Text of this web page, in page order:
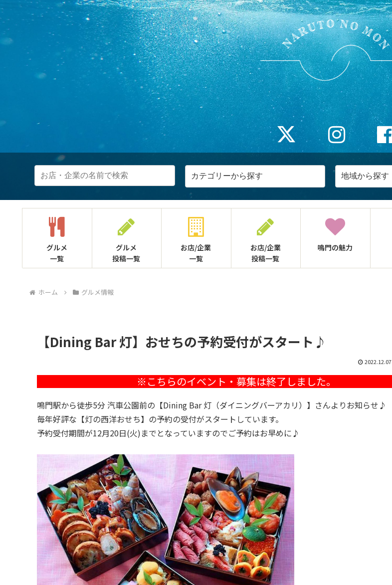
グルメ
一覧
グルメ
投稿一覧
お店/企業
一覧
お店/企業
投稿一覧
鳴門の魅力
ホーム グルメ情報
【Dining Bar 灯】おせちの予約受付がスタート♪
2022.12.07
鳴門駅から徒歩5分 汽車公園前の【Dining Bar 灯（ダイニングバーアカリ）】さんよりお知らせ♪
毎年好評な【灯の西洋おせち】の予約の受付がスタートしています。
予約受付期間が12月20日(火)までとなっていますのでご予約はお早めに♪